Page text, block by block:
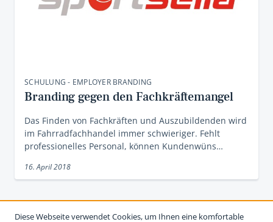
SCHULUNG - EMPLOYER BRANDING
Branding gegen den Fachkräftemangel
Das Finden von Fachkräften und Auszubildenden wird
im Fahrradfachhandel immer schwieriger. Fehlt
professionelles Personal, können Kundenwüns…
16. April 2018
Diese Webseite verwendet Cookies, um Ihnen eine komfortable